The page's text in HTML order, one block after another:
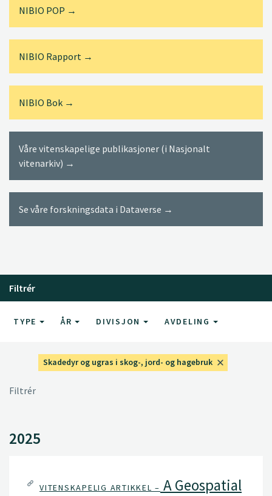
NIBIO POP →
NIBIO Rapport →
NIBIO Bok →
Våre vitenskapelige publikasjoner (i Nasjonalt
vitenarkiv) →
Se våre forskningsdata i Dataverse →
Filtrér
TYPE ÅR DIVISJON AVDELING
Skadedyr og ugras i skog-, jord- og hagebruk
Filtrér
2025
VITENSKAPELIG ARTIKKEL – A Geospatial